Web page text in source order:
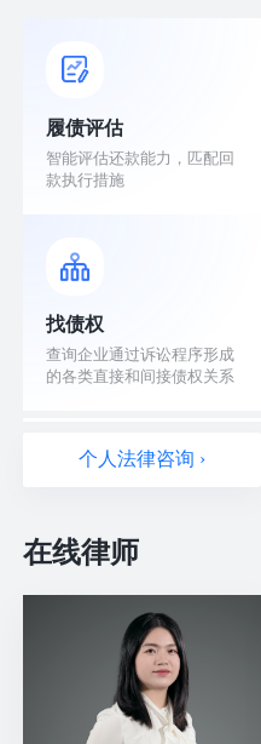
履债评估
智能评估还款能力，匹配回
款执行措施
找债权
查询企业通过诉讼程序形成
的各类直接和间接债权关系
个人法律咨询 ›
在线律师